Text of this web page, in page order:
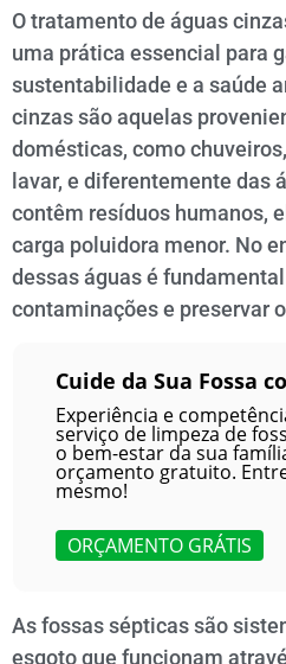
O tratamento de águas
uma prática essencial para
sustentabilidade e a saúde
cinzas são aquelas
domésticas, como
lavar, e diferentemente das
contêm resíduos humanos,
carga poluidora menor. No
dessas águas é
contaminações e preservar
Cuide da Sua Fossa
Experiência e
serviço de limpeza de
o bem-estar da sua
orçamento gratuito.
mesmo!
ORÇAMENTO GRÁTIS
As fossas sépticas são
esgoto que funcionam